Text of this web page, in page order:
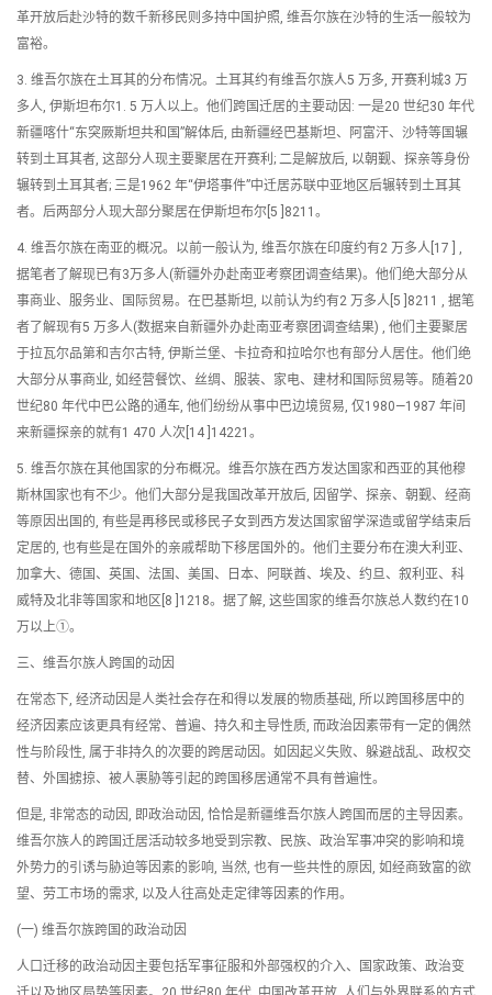
革开放后赴沙特的数千新移民则多持中国护照, 维吾尔族在沙特的生活一般较为
富裕。
3. 维吾尔族在土耳其的分布情况。土耳其约有维吾尔族人5 万多, 开赛利城3 万
多人, 伊斯坦布尔1. 5 万人以上。他们跨国迁居的主要动因: 一是20 世纪30 年代
新疆喀什“东突厥斯坦共和国”解体后, 由新疆经巴基斯坦、阿富汗、沙特等国辗
转到土耳其者, 这部分人现主要聚居在开赛利; 二是解放后, 以朝觐、探亲等身份
辗转到土耳其者; 三是1962 年“伊塔事件”中迁居苏联中亚地区后辗转到土耳其
者。后两部分人现大部分聚居在伊斯坦布尔[5 ]8211。
4. 维吾尔族在南亚的概况。以前一般认为, 维吾尔族在印度约有2 万多人[17 ] ,
据笔者了解现已有3万多人(新疆外办赴南亚考察团调查结果)。他们绝大部分从
事商业、服务业、国际贸易。在巴基斯坦, 以前认为约有2 万多人[5 ]8211 , 据笔
者了解现有5 万多人(数据来自新疆外办赴南亚考察团调查结果) , 他们主要聚居
于拉瓦尔品第和吉尔古特, 伊斯兰堡、卡拉奇和拉哈尔也有部分人居住。他们绝
大部分从事商业, 如经营餐饮、丝绸、服装、家电、建材和国际贸易等。随着20
世纪80 年代中巴公路的通车, 他们纷纷从事中巴边境贸易, 仅1980—1987 年间
来新疆探亲的就有1 470 人次[14 ]14221。
5. 维吾尔族在其他国家的分布概况。维吾尔族在西方发达国家和西亚的其他穆
斯林国家也有不少。他们大部分是我国改革开放后, 因留学、探亲、朝觐、经商
等原因出国的, 有些是再移民或移民子女到西方发达国家留学深造或留学结束后
定居的, 也有些是在国外的亲戚帮助下移居国外的。他们主要分布在澳大利亚、
加拿大、德国、英国、法国、美国、日本、阿联酋、埃及、约旦、叙利亚、科
威特及北非等国家和地区[8 ]1218。据了解, 这些国家的维吾尔族总人数约在10
万以上①。
三、维吾尔族人跨国的动因
在常态下, 经济动因是人类社会存在和得以发展的物质基础, 所以跨国移居中的
经济因素应该更具有经常、普遍、持久和主导性质, 而政治因素带有一定的偶然
性与阶段性, 属于非持久的次要的跨居动因。如因起义失败、躲避战乱、政权交
替、外国掳掠、被人裹胁等引起的跨国移居通常不具有普遍性。
但是, 非常态的动因, 即政治动因, 恰恰是新疆维吾尔族人跨国而居的主导因素。
维吾尔族人的跨国迁居活动较多地受到宗教、民族、政治军事冲突的影响和境
外势力的引诱与胁迫等因素的影响, 当然, 也有一些共性的原因, 如经商致富的欲
望、劳工市场的需求, 以及人往高处走定律等因素的作用。
(一) 维吾尔族跨国的政治动因
人口迁移的政治动因主要包括军事征服和外部强权的介入、国家政策、政治变